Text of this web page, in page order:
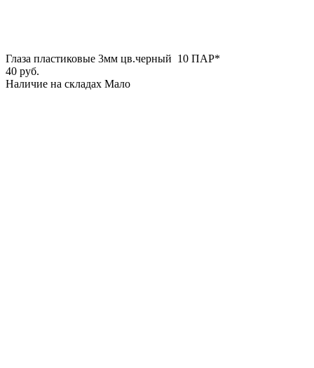
Глаза пластиковые 3мм цв.черный 10 ПАР*
40 руб.
Наличие на складах Мало